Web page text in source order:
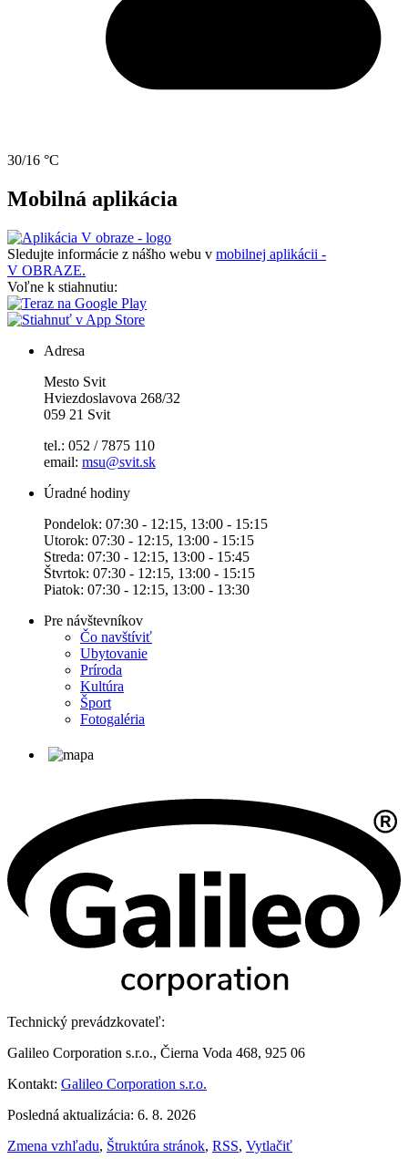
30/16 °C
Mobilná aplikácia
Sledujte informácie z nášho webu v mobilnej aplikácii -
V OBRAZE.
Voľne k stiahnutiu:
Adresa
Mesto Svit
Hviezdoslavova 268/32
059 21 Svit
tel.: 052 / 7875 110
email: msu@svit.sk
Úradné hodiny
Pondelok: 07:30 - 12:15, 13:00 - 15:15
Utorok: 07:30 - 12:15, 13:00 - 15:15
Streda: 07:30 - 12:15, 13:00 - 15:45
Štvrtok: 07:30 - 12:15, 13:00 - 15:15
Piatok: 07:30 - 12:15, 13:00 - 13:30
Pre návštevníkov
Čo navštíviť
Ubytovanie
Príroda
Kultúra
Šport
Fotogaléria
Technický prevádzkovateľ:
Galileo Corporation s.r.o., Čierna Voda 468, 925 06
Kontakt: Galileo Corporation s.r.o.
Posledná aktualizácia: 6. 8. 2026
Zmena vzhľadu, Štruktúra stránok, RSS, Vytlačiť